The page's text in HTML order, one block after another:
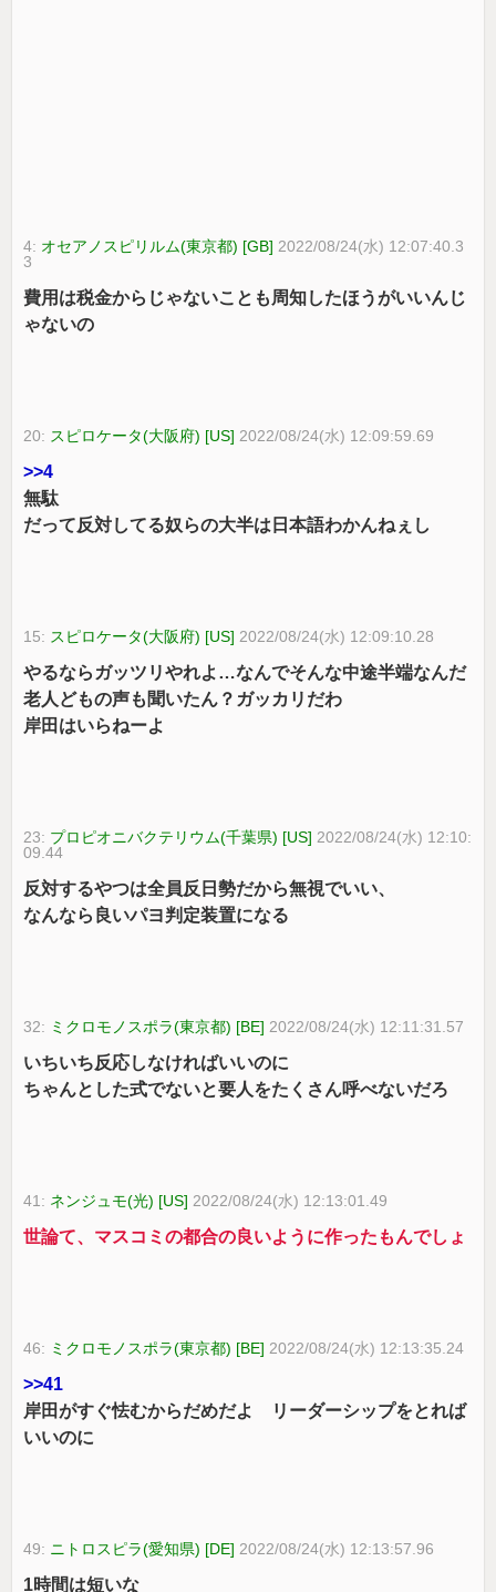
4: オセアノスピリルム(東京都) [GB] 2022/08/24(水) 12:07:40.3
3
費用は税金からじゃないことも周知したほうがいいんじ
ゃないの
20: スピロケータ(大阪府) [US] 2022/08/24(水) 12:09:59.69
>>4
無駄
だって反対してる奴らの大半は日本語わかんねぇし
15: スピロケータ(大阪府) [US] 2022/08/24(水) 12:09:10.28
やるならガッツリやれよ…なんでそんな中途半端なんだ
老人どもの声も聞いたん？ガッカリだわ
岸田はいらねーよ
23: プロピオニバクテリウム(千葉県) [US] 2022/08/24(水) 12:10:
09.44
反対するやつは全員反日勢だから無視でいい、
なんなら良いパヨ判定装置になる
32: ミクロモノスポラ(東京都) [BE] 2022/08/24(水) 12:11:31.57
いちいち反応しなければいいのに
ちゃんとした式でないと要人をたくさん呼べないだろ
41: ネンジュモ(光) [US] 2022/08/24(水) 12:13:01.49
世論て、マスコミの都合の良いように作ったもんでしょ
46: ミクロモノスポラ(東京都) [BE] 2022/08/24(水) 12:13:35.24
>>41
岸田がすぐ怯むからだめだよ リーダーシップをとれば
いいのに
49: ニトロスピラ(愛知県) [DE] 2022/08/24(水) 12:13:57.96
1時間は短いな